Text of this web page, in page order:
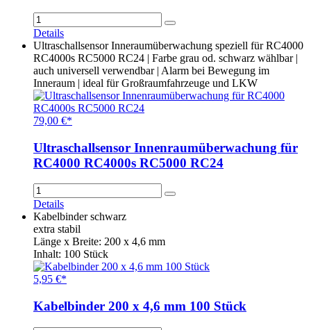
Details
Ultraschallsensor Inneraumüberwachung speziell für RC4000
RC4000s RC5000 RC24 | Farbe grau od. schwarz wählbar |
auch universell verwendbar | Alarm bei Bewegung im
Inneraum | ideal für Großraumfahrzeuge und LKW
79,00 €*
Ultraschallsensor Innenraumüberwachung für
RC4000 RC4000s RC5000 RC24
Details
Kabelbinder schwarz
extra stabil
Länge x Breite: 200 x 4,6 mm
Inhalt: 100 Stück
5,95 €*
Kabelbinder 200 x 4,6 mm 100 Stück